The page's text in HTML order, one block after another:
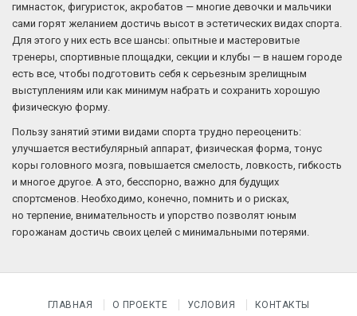
гимнасток, фигуристок, акробатов — многие девочки и мальчики
сами горят желанием достичь высот в эстетических видах спорта.
Для этого у них есть все шансы: опытные и мастеровитые
тренеры, спортивные площадки, секции и клубы — в нашем городе
есть все, чтобы подготовить себя к серьезным зрелищным
выступлениям или как минимум набрать и сохранить хорошую
физическую форму.
Пользу занятий этими видами спорта трудно переоценить:
улучшается вестибулярный аппарат, физическая форма, тонус
коры головного мозга, повышается смелость, ловкость, гибкость
и многое другое. А это, бесспорно, важно для будущих
спортсменов. Необходимо, конечно, помнить и о рисках,
но терпение, внимательность и упорство позволят юным
горожанам достичь своих целей с минимальными потерями.
ГЛАВНАЯ О ПРОЕКТЕ УСЛОВИЯ КОНТАКТЫ